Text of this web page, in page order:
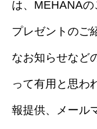
は、MEHANA
プレゼントのご
なお知らせなど
って有用と思わ
報提供、メール